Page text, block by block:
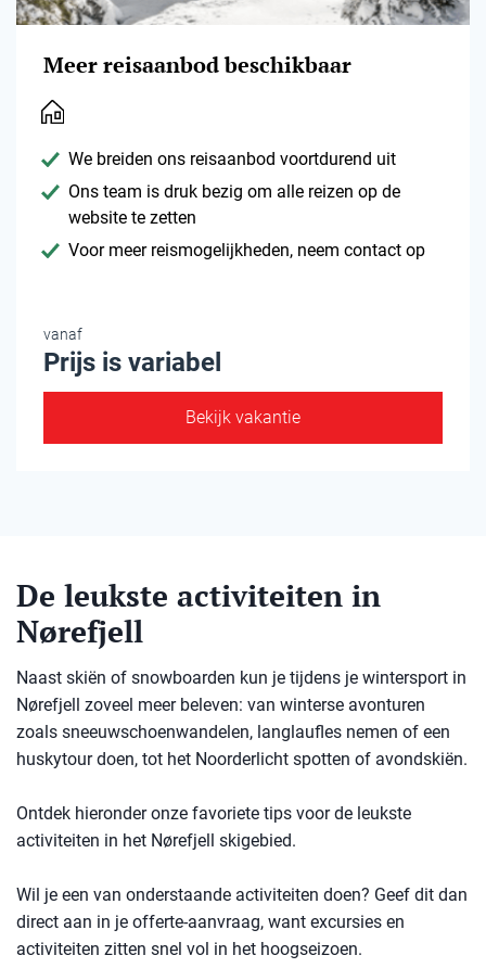
Meer reisaanbod beschikbaar
We breiden ons reisaanbod voortdurend uit
Ons team is druk bezig om alle reizen op de
website te zetten
Voor meer reismogelijkheden, neem contact op
vanaf
Prijs is variabel
Bekijk vakantie
De leukste activiteiten in
Nørefjell
Naast skiën of snowboarden kun je tijdens je wintersport in
Nørefjell zoveel meer beleven: van winterse avonturen
zoals sneeuwschoenwandelen, langlaufles nemen of een
huskytour doen, tot het Noorderlicht spotten of avondskiën.
Ontdek hieronder onze favoriete tips voor de leukste
activiteiten in het Nørefjell skigebied.
Wil je een van onderstaande activiteiten doen? Geef dit dan
direct aan in je offerte-aanvraag, want excursies en
activiteiten zitten snel vol in het hoogseizoen.